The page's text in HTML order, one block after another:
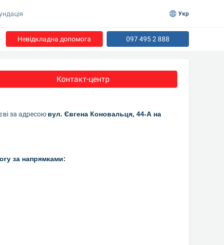
Невідкладна допомога 097 495 2 888
Контакт-центр
за адресою вул. Євгена Коновальця, 44-А на
за напрямками:
Укр